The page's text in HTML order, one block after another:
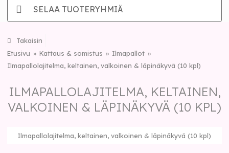
SELAA TUOTERYHMIÄ
Takaisin
Etusivu
Kattaus & somistus
Ilmapallot
Ilmapallolajitelma, keltainen, valkoinen & läpinäkyvä (10 kpl)
ILMAPALLOLAJITELMA, KELTAINEN,
VALKOINEN & LÄPINÄKYVÄ (10 KPL)
Ilmapallolajitelma, keltainen, valkoinen & läpinäkyvä (10 kpl)